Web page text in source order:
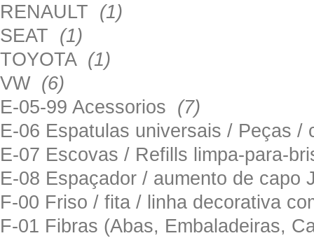
RENAULT (1)
SEAT (1)
TOYOTA (1)
VW (6)
E-05-99 Acessorios (7)
E-06 Espatulas universais / Peças
E-07 Escovas / Refills limpa-para-
E-08 Espaçador / aumento de
F-00 Friso / fita / linha decorativa
F-01 Fibras (Abas, Embaladeiras,